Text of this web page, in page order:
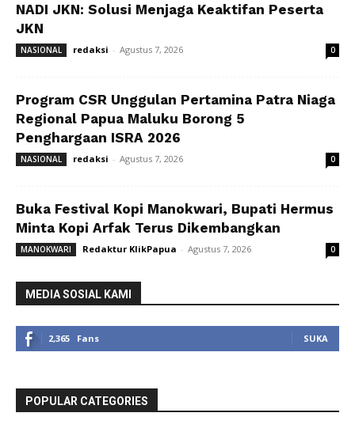
NADI JKN: Solusi Menjaga Keaktifan Peserta
JKN
NASIONAL redaksi - Agustus 7, 2026 0
Program CSR Unggulan Pertamina Patra Niaga
Regional Papua Maluku Borong 5
Penghargaan ISRA 2026
NASIONAL redaksi - Agustus 7, 2026 0
Buka Festival Kopi Manokwari, Bupati Hermus
Minta Kopi Arfak Terus Dikembangkan
MANOKWARI Redaktur KlikPapua - Agustus 7, 2026 0
MEDIA SOSIAL KAMI
2,365 Fans SUKA
POPULAR CATEGORIES